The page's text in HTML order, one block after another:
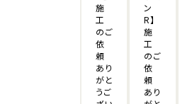
施
工
のご
依
頼
あり
がと
うご
ン
R】
施
工
のご
依
頼
あり